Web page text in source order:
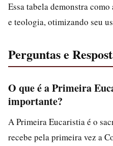
Essa tabela demonstra
e teologia, otimizando seu
Perguntas e
O que é a Primeira
importante?
A Primeira Eucaristia é o
recebe pela primeira vez a